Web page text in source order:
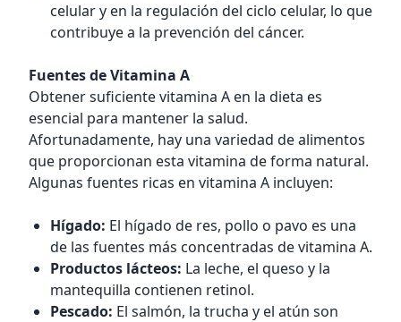
celular y en la regulación del ciclo celular, lo que
contribuye a la prevención del cáncer.
Fuentes de Vitamina A
Obtener suficiente vitamina A en la dieta es
esencial para mantener la salud.
Afortunadamente, hay una variedad de alimentos
que proporcionan esta vitamina de forma natural.
Algunas fuentes ricas en vitamina A incluyen:
Hígado: El hígado de res, pollo o pavo es una
de las fuentes más concentradas de vitamina A.
Productos lácteos: La leche, el queso y la
mantequilla contienen retinol.
Pescado: El salmón, la trucha y el atún son